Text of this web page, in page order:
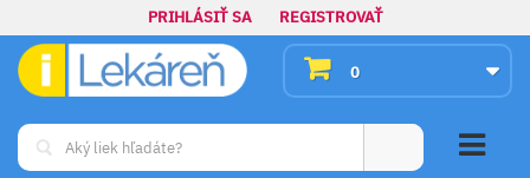
PRIHLÁSIŤ SA REGISTROVAŤ
0